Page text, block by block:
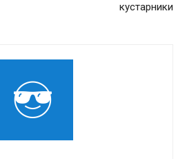
кустарники